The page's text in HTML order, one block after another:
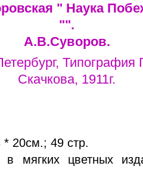
" Наука
"".
А.В.Суворов.
Типография
Скачкова, 1911г.
20см.; 49 стр.
в мягких цветных